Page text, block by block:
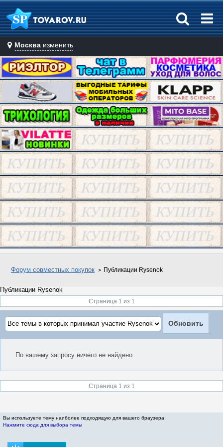
Москва изменить
Форум совместных покупок Публикации Rysenok
Публикации Rysenok
Страница 1 из 1
По вашему запросу ничего не найдено.
Страница 1 из 1
Вы используете тему наиболее подходящую для вашего браузера
Нажмите сюда для выбора темы